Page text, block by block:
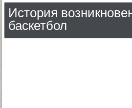
История
баскетбол